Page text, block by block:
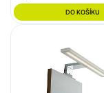
DO KOŠÍKU